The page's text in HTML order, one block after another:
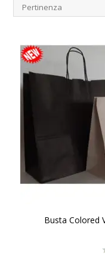
Busta Colored